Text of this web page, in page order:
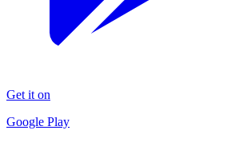
Get it on
Google Play